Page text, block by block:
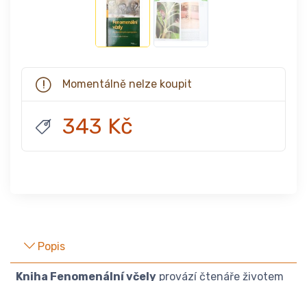
Momentálně nelze koupit
343 Kč
Popis
Kniha Fenomenální včely provází čtenáře životem